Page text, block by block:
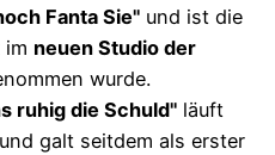
Fanta Sie" und ist die
im neuen Studio der
wurde.
ruhig die Schuld" läuft
galt seitdem als erster